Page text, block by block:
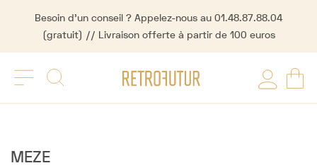
Besoin d'un conseil ? Appelez-nous au 01.48.87.88.04
(gratuit) // Livraison offerte à partir de 100 euros
MEZE